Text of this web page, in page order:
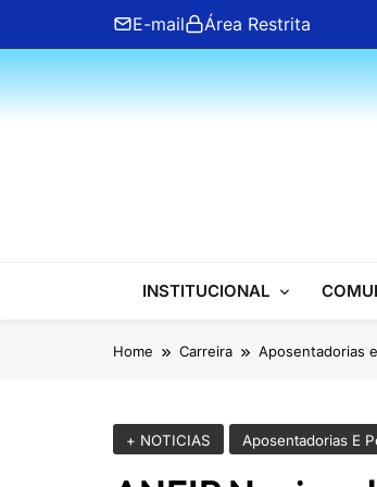
content
E-mail Área Restrita
ANFIP
INSTITUCIONAL
Home Carreira Aposentadorias
+ NOTICIAS Aposentadorias E